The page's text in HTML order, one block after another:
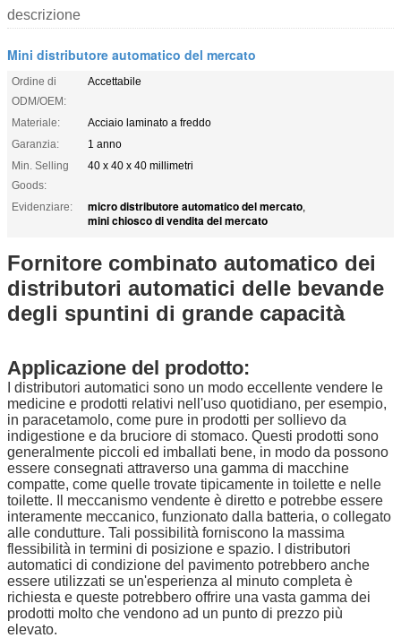
descrizione
Mini distributore automatico del mercato
Ordine di
ODM/OEM:
Accettabile
Materiale:
Acciaio laminato a freddo
Garanzia:
1 anno
Min. Selling
Goods:
40 x 40 x 40 millimetri
Evidenziare: micro distributore automatico del mercato,
mini chiosco di vendita del mercato
Fornitore combinato automatico dei
distributori automatici delle bevande
degli spuntini di grande capacità
Applicazione del prodotto:
I distributori automatici sono un modo eccellente vendere le
medicine e prodotti relativi nell'uso quotidiano, per esempio,
in paracetamolo, come pure in prodotti per sollievo da
indigestione e da bruciore di stomaco. Questi prodotti sono
generalmente piccoli ed imballati bene, in modo da possono
essere consegnati attraverso una gamma di macchine
compatte, come quelle trovate tipicamente in toilette e nelle
toilette. Il meccanismo vendente è diretto e potrebbe essere
interamente meccanico, funzionato dalla batteria, o collegato
alle condutture. Tali possibilità forniscono la massima
flessibilità in termini di posizione e spazio. I distributori
automatici di condizione del pavimento potrebbero anche
essere utilizzati se un'esperienza al minuto completa è
richiesta e queste potrebbero offrire una vasta gamma dei
prodotti molto che vendono ad un punto di prezzo più
elevato.